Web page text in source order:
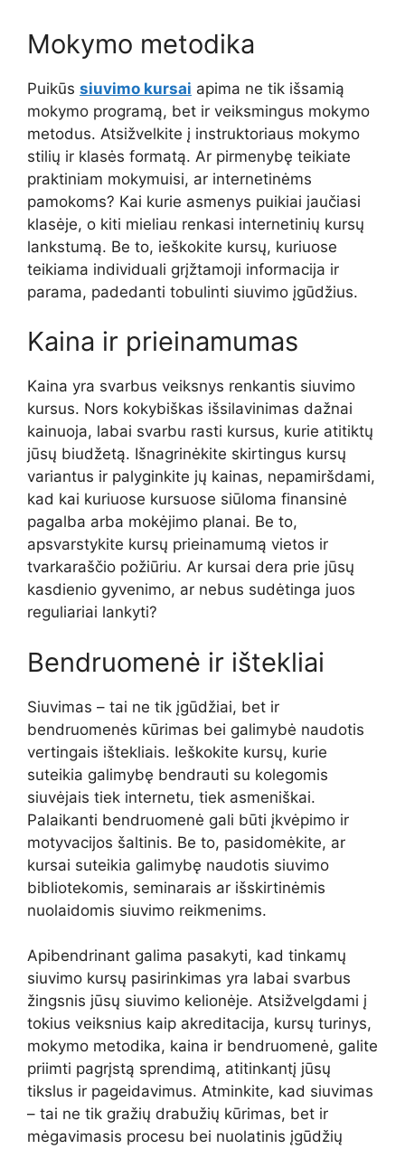
Mokymo metodika
Puikūs siuvimo kursai apima ne tik išsamią
mokymo programą, bet ir veiksmingus mokymo
metodus. Atsižvelkite į instruktoriaus mokymo
stilių ir klasės formatą. Ar pirmenybę teikiate
praktiniam mokymuisi, ar internetinėms
pamokoms? Kai kurie asmenys puikiai jaučiasi
klasėje, o kiti mieliau renkasi internetinių kursų
lankstumą. Be to, ieškokite kursų, kuriuose
teikiama individuali grįžtamoji informacija ir
parama, padedanti tobulinti siuvimo įgūdžius.
Kaina ir prieinamumas
Kaina yra svarbus veiksnys renkantis siuvimo
kursus. Nors kokybiškas išsilavinimas dažnai
kainuoja, labai svarbu rasti kursus, kurie atitiktų
jūsų biudžetą. Išnagrinėkite skirtingus kursų
variantus ir palyginkite jų kainas, nepamiršdami,
kad kai kuriuose kursuose siūloma finansinė
pagalba arba mokėjimo planai. Be to,
apsvarstykite kursų prieinamumą vietos ir
tvarkaraščio požiūriu. Ar kursai dera prie jūsų
kasdienio gyvenimo, ar nebus sudėtinga juos
reguliariai lankyti?
Bendruomenė ir ištekliai
Siuvimas – tai ne tik įgūdžiai, bet ir
bendruomenės kūrimas bei galimybė naudotis
vertingais ištekliais. Ieškokite kursų, kurie
suteikia galimybę bendrauti su kolegomis
siuvėjais tiek internetu, tiek asmeniškai.
Palaikanti bendruomenė gali būti įkvėpimo ir
motyvacijos šaltinis. Be to, pasidomėkite, ar
kursai suteikia galimybę naudotis siuvimo
bibliotekomis, seminarais ar išskirtinėmis
nuolaidomis siuvimo reikmenims.
Apibendrinant galima pasakyti, kad tinkamų
siuvimo kursų pasirinkimas yra labai svarbus
žingsnis jūsų siuvimo kelionėje. Atsižvelgdami į
tokius veiksnius kaip akreditacija, kursų turinys,
mokymo metodika, kaina ir bendruomenė, galite
priimti pagrįstą sprendimą, atitinkantį jūsų
tikslus ir pageidavimus. Atminkite, kad siuvimas
– tai ne tik gražių drabužių kūrimas, bet ir
mėgavimasis procesu bei nuolatinis įgūdžių